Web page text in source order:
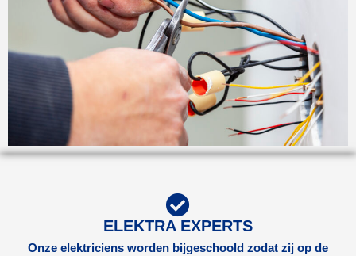
ELEKTRA EXPERTS
Onze elektriciens worden bijgeschoold zodat zij op de